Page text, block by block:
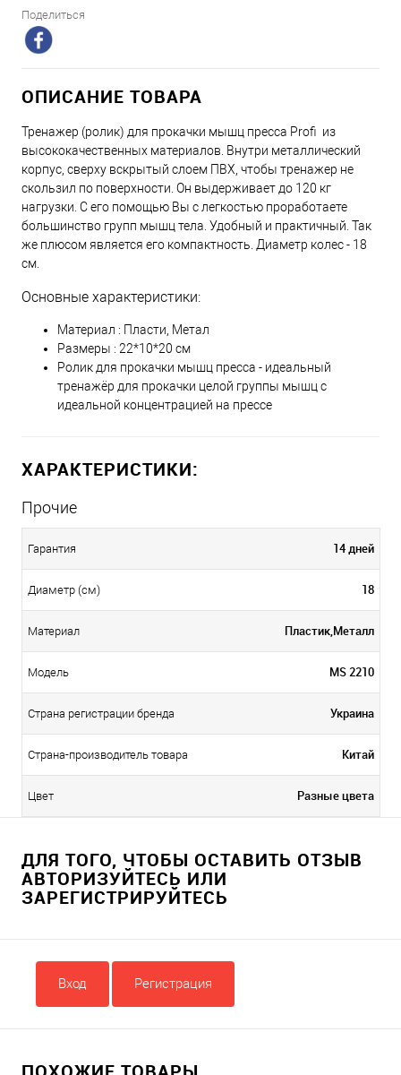
Поделиться
ОПИСАНИЕ ТОВАРА
Тренажер (ролик) для прокачки мышц пресса Profi из
высококачественных материалов. Внутри металлический
корпус, сверху вскрытый слоем ПВХ, чтобы тренажер не
скользил по поверхности. Он выдерживает до 120 кг
нагрузки. С его помощью Вы с легкостью проработаете
большинство групп мышц тела. Удобный и практичный. Так
же плюсом является его компактность. Диаметр колес - 18
см.
Основные характеристики:
Материал : Пласти, Метал
Размеры : 22*10*20 см
Ролик для прокачки мышц пресса - идеальный
тренажёр для прокачки целой группы мышц с
идеальной концентрацией на прессе
ХАРАКТЕРИСТИКИ:
Прочие
Гарантия 14 дней
Диаметр (см) 18
Материал Пластик,Металл
Модель MS 2210
Страна регистрации бренда Украина
Страна-производитель товара Китай
Цвет Разные цвета
ДЛЯ ТОГО, ЧТОБЫ ОСТАВИТЬ ОТЗЫВ
АВТОРИЗУЙТЕСЬ ИЛИ
ЗАРЕГИСТРИРУЙТЕСЬ
Вход Регистрация